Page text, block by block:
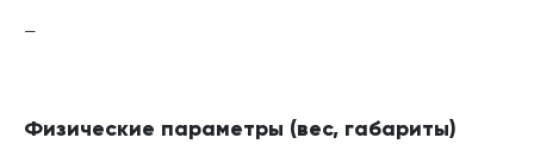
—
Физические параметры (вес, габариты)